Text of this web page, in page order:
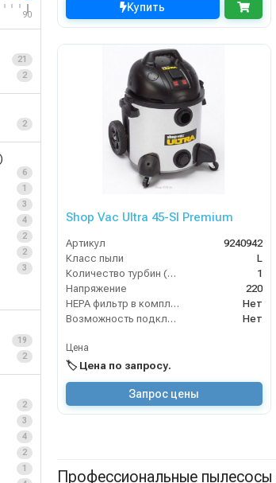
90
21
2
2
6
1
3
4
2
2
3
19
2
2
3
4
2
1
Купить
Shop Vac Ultra 45-SI Premium
Артикул
9240942
Класс пыли
L
Количество турбин (шт)
1
Напряжение
220
HEPA фильтр в комплекте
Нет
Возможность подключения электрощетки
Нет
Цена
🏷️ Цена по запросу.
Запрос цены
Профессиональные